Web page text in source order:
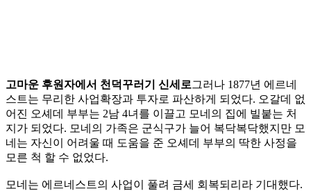
고마운 후원자에서 천덕꾸러기 신세로그러나 1877년 에르네
스트는 무리한 사업확장과 투자로 파산하게 되었다. 오갈데 없
어진 오셰데 부부는 2남 4녀를 이끌고 모네의 집에 빌붙는 처
지가 되었다. 모네의 가족은 군식구가 늘어 복닥복닥했지만 모
네는 자신이 어려울 때 도움을 준 오셰데 부부의 딱한 사정을
모른 척 할 수 없었다.
모네는 에르네스트의 사업이 풀려 금세 회복되리라 기대했다.